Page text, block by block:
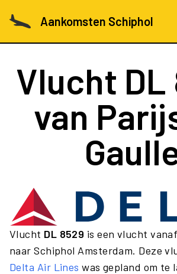
Aankomsten Schiphol
Vlucht DL
van
Vlucht DL 8529 is een vlucht
naar Schiphol Amsterdam. Deze
Delta Air Lines was gepland om te